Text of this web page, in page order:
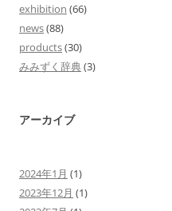
exhibition (66)
news(88)
products(30)
みみずく辞典(3)
アーカイブ
2024年1月 (1)
2023年12月 (1)